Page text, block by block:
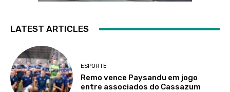
LATEST ARTICLES
ESPORTE
Remo vence Paysandu em jogo
entre associados do Cassazum